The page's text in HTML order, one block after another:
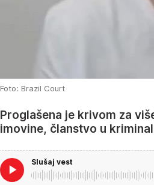
Foto: Brazil Court
Proglašena je krivom za
imovine, članstvo u
Slušaj vest